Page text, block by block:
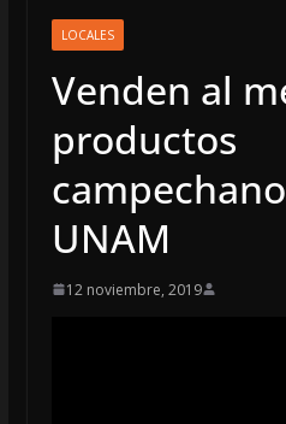
LOCALES
Venden al
productos
UNAM
12 noviembre, 2019